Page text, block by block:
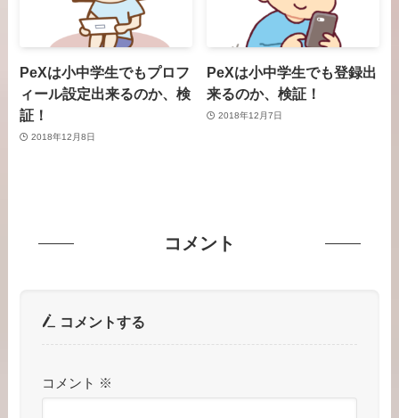
PeXは小中学生でもプロフ
ィール設定出来るのか、検
証！
2018年12月8日
PeXは小中学生でも登録出
来るのか、検証！
2018年12月7日
コメント
コメントする
コメント ※